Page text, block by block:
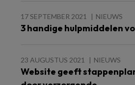
17 SEPTEMBER 2021 NIEUWS
3 handige hulpmiddelen
23 AUGUSTUS 2021 NIEUWS
Website geeft